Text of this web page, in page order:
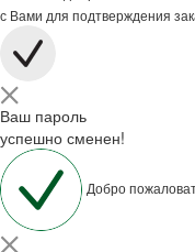
с Вами для подтверждения
Ваш пароль
успешно сменен!
Добро